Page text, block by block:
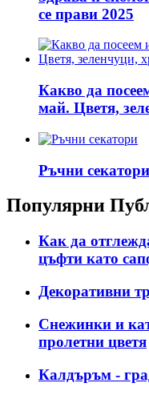
се прави 2025
Какво да
май. Цветя,
Ръчни
Популярни
Как да
цъфти като
Декоративни
Снежинки и
пролетни цветя
Калдъръм -